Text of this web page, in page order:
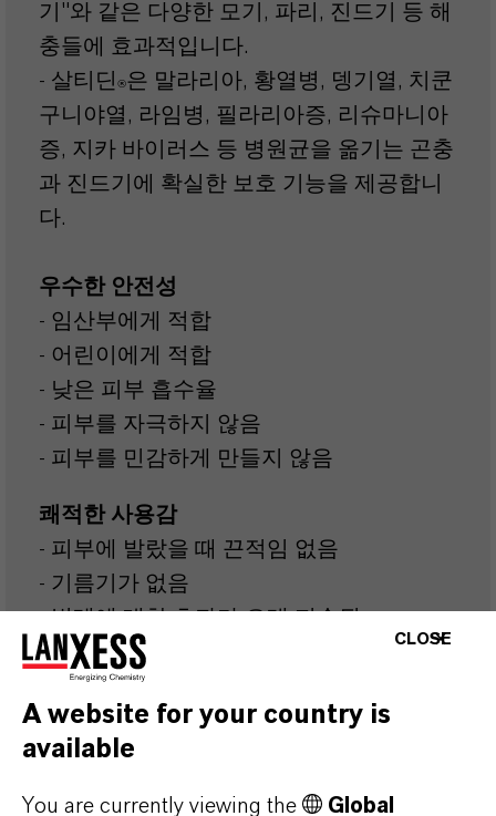
기"와 같은 다양한 모기, 파리, 진드기 등 해
충들에 효과적입니다.
- 살티딘 ®은 말라리아, 황열병, 뎅기열, 치쿤
구니야열, 라임병, 필라리아증, 리슈마니아
증, 지카 바이러스 등 병원균을 옮기는 곤충
과 진드기에 확실한 보호 기능을 제공합니
다.
우수한 안전성
- 임산부에게 적합
- 어린이에게 적합
- 낮은 피부 흡수율
- 피부를 자극하지 않음
- 피부를 민감하게 만들지 않음
쾌적한 사용감
- 피부에 발랐을 때 끈적임 없음
- 기름기가 없음
- 벌레에 대한 효과가 오래 지속됨
살티딘®은 여러 실험실과 다양한 현장 테
스트에서 광범위한 효능을 입증 받았습니
다. 다양한 해충 퇴치에 믿을 수 있고 오래
CLOSE
A website for your country is
available
You are currently viewing the Global